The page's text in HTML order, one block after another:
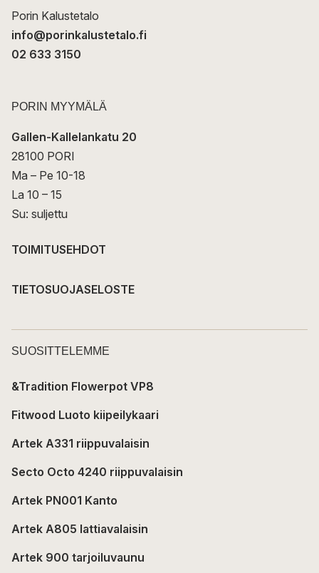
Porin Kalustetalo
info@porinkalustetalo.fi
02 633 3150
PORIN MYYMÄLÄ
Gallen-Kallelankatu 20
28100 PORI
Ma – Pe 10-18
La 10 – 15
Su: suljettu
TOIMITUSEHDOT
TIETOSUOJASELOSTE
SUOSITTELEMME
&Tradition Flowerpot VP8
Fitwood Luoto kiipeilykaari
Artek A331 riippuvalaisin
Secto Octo 4240 riippuvalaisin
Artek PN001 Kanto
Artek A805 lattiavalaisin
Artek 900 tarjoiluvaunu